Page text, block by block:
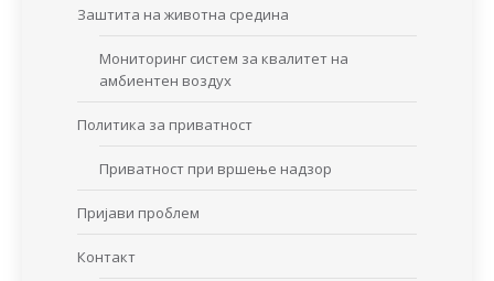
Заштита на животна средина
Мониторинг систем за квалитет на
амбиентен воздух
Политика за приватност
Приватност при вршење надзор
Пријави проблем
Контакт